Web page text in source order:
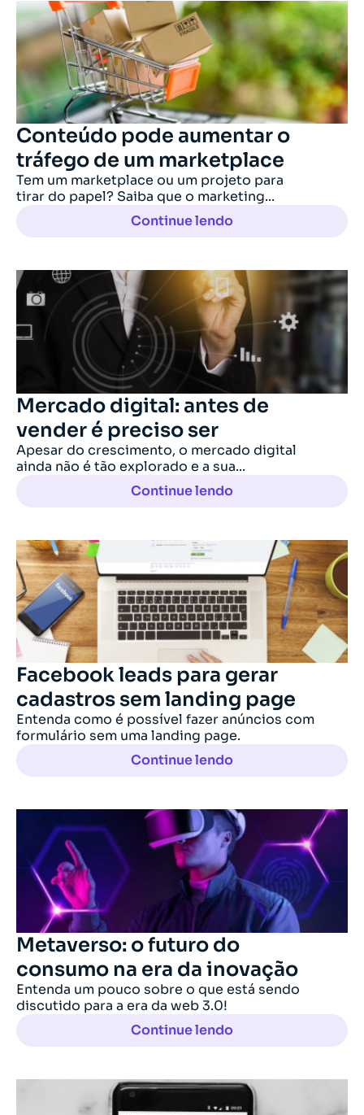
Conteúdo pode aumentar o
tráfego de um marketplace
Tem um marketplace ou um projeto para
tirar do papel? Saiba que o marketing...
Continue lendo
Mercado digital: antes de
vender é preciso ser
Apesar do crescimento, o mercado digital
ainda não é tão explorado e a sua...
Continue lendo
Facebook leads para gerar
cadastros sem landing page
Entenda como é possível fazer anúncios com
formulário sem uma landing page.
Continue lendo
Metaverso: o futuro do
consumo na era da inovação
Entenda um pouco sobre o que está sendo
discutido para a era da web 3.0!
Continue lendo